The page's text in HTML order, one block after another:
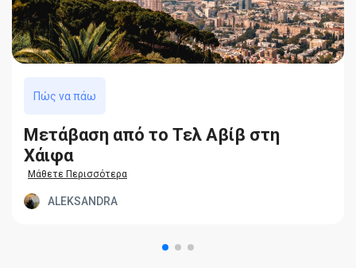
Πώς να πάω
Μετάβαση από το Τελ Αβίβ στη
Χάιφα
Μάθετε Περισσότερα
ALEKSANDRA